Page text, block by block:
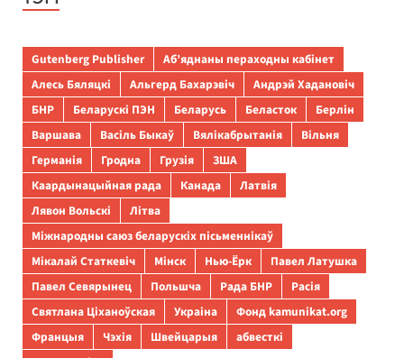
Gutenberg Publisher
Аб’яднаны пераходны кабінет
Алесь Бяляцкі
Альгерд Бахарэвіч
Андрэй Хадановіч
БНР
Беларускі ПЭН Беларусь Беласток
Берлін
Варшава
Васіль Быкаў Вялікабрытанія
Вільня
Германія
Гродна Грузія
ЗША
Каардынацыйная рада
Канада
Латвія
Лявон Вольскі
Літва
Міжнародны саюз беларускіх пісьменнікаў
Мікалай Статкевіч
Мінск Нью-Ёрк
Павел Латушка
Павел Севярынец
Польшча Рада БНР
Расія
Святлана Ціханоўская
Украіна
Фонд kamunikat.org
Францыя
Чэхія Швейцарыя
абвесткі